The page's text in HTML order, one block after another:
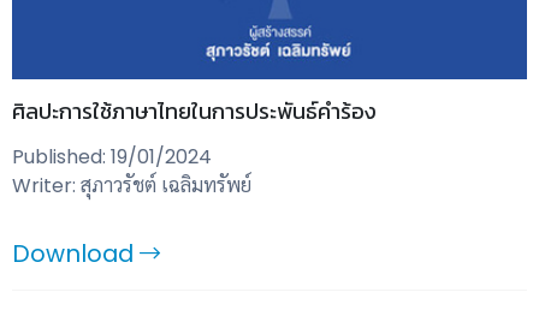
ศิลปะการใช้ภาษาไทยในการประพันธ์คำร้อง
Published: 19/01/2024
Writer: สุภาวรัชต์ เฉลิมทรัพย์
Download